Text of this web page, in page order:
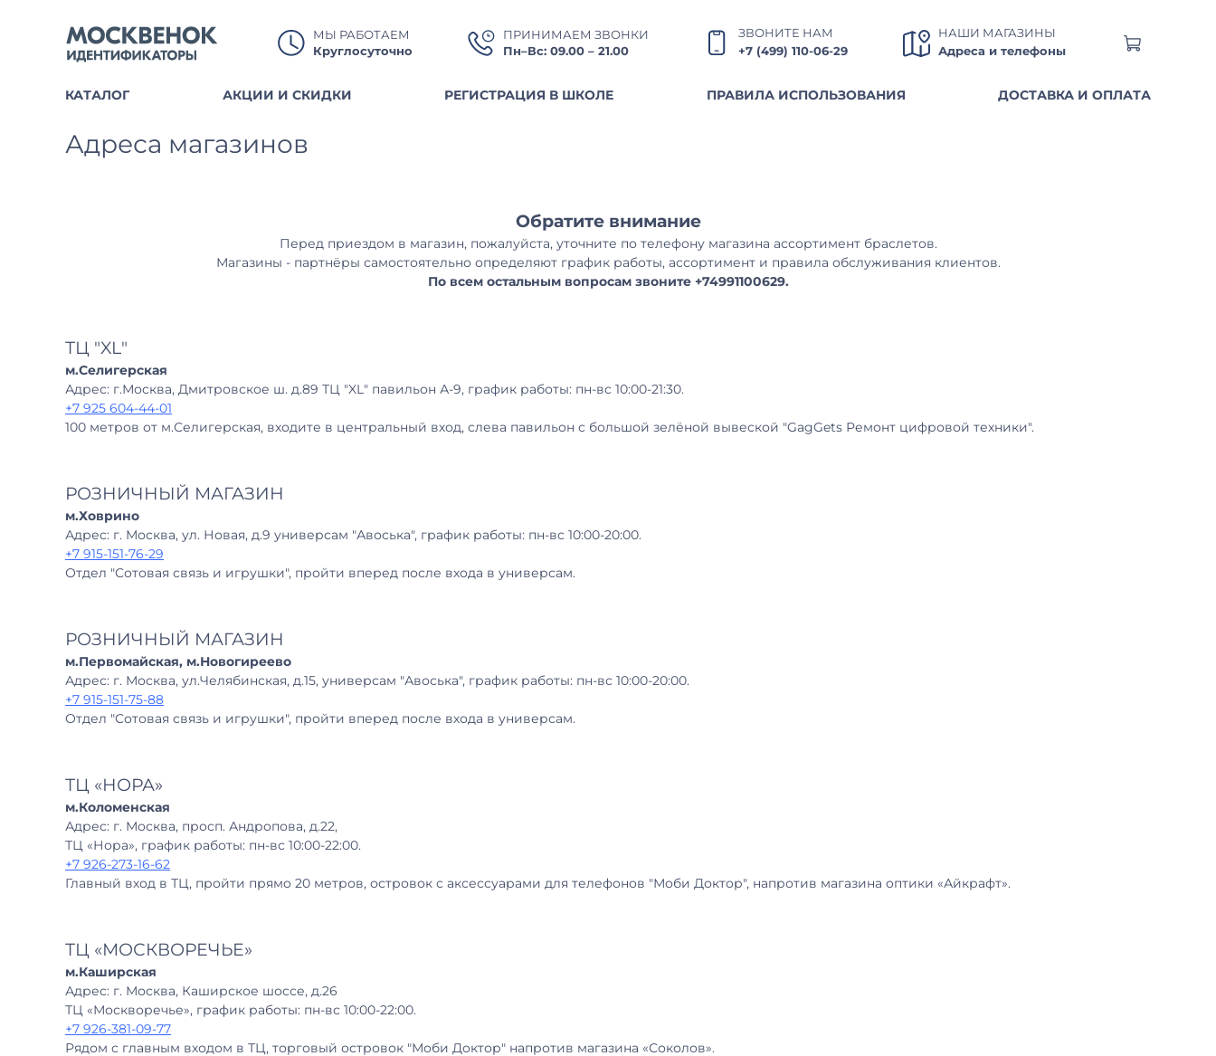
МЫ РАБОТАЕМ
Круглосуточно
ПРИНИМАЕМ ЗВОНКИ
Пн–Вс: 09.00 – 21.00
ЗВОНИТЕ НАМ
+7 (499) 110-06-29
НАШИ МАГАЗИНЫ
Адреса и телефоны
КАТАЛОГ АКЦИИ И СКИДКИ РЕГИСТРАЦИЯ В ШКОЛЕ ПРАВИЛА ИСПОЛЬЗОВАНИЯ ДОСТАВКА И ОПЛАТА
Адреса магазинов
Обратите внимание
Перед приездом в магазин, пожалуйста, уточните по телефону магазина ассортимент браслетов.
Магазины - партнёры самостоятельно определяют график работы, ассортимент и правила обслуживания клиентов.
По всем остальным вопросам звоните +74991100629.
ТЦ "XL"
м.Селигерская
Адрес: г.Москва, Дмитровское ш. д.89 ТЦ "XL" павильон А-9, график работы: пн-вс 10:00-21:30.
+7 925 604-44-01
100 метров от м.Селигерская, входите в центральный вход, слева павильон с большой зелёной вывеской "GagGets Ремонт цифровой техники".
РОЗНИЧНЫЙ МАГАЗИН
м.Ховрино
Адрес: г. Москва, ул. Новая, д.9 универсам "Авоська", график работы: пн-вс 10:00-20:00.
+7 915-151-76-29
Отдел "Сотовая связь и игрушки", пройти вперед после входа в универсам.
РОЗНИЧНЫЙ МАГАЗИН
м.Первомайская, м.Новогиреево
Адрес: г. Москва, ул.Челябинская, д.15, универсам "Авоська", график работы: пн-вс 10:00-20:00.
+7 915-151-75-88
Отдел "Сотовая связь и игрушки", пройти вперед после входа в универсам.
ТЦ «НОРА»
м.Коломенская
Адрес: г. Москва, просп. Андропова, д.22,
ТЦ «Нора», график работы: пн-вс 10:00-22:00.
+7 926-273-16-62
Главный вход в ТЦ, пройти прямо 20 метров, островок с аксессуарами для телефонов "Моби Доктор", напротив магазина оптики «Айкрафт».
ТЦ «МОСКВОРЕЧЬЕ»
м.Каширская
Адрес: г. Москва, Каширское шоссе, д.26
ТЦ «Москворечье», график работы: пн-вс 10:00-22:00.
+7 926-381-09-77
Рядом с главным входом в ТЦ, торговый островок "Моби Доктор" напротив магазина «Соколов».